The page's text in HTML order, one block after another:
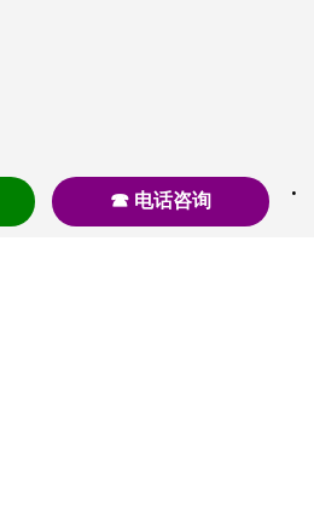
☎ 电话咨询